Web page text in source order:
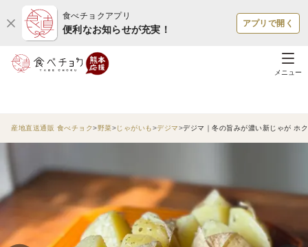
食べチョクアプリ
便利なお知らせが充実！
アプリで開く
メニュー
産地直送通販 食べチョク 野菜 じゃがいも デジマ デジマ｜冬の旨みが濃い新じゃが ホ